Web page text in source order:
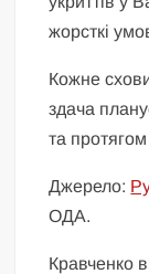
Кожне
здача
та протягом
Джерело:
ОДА.
Кравченко